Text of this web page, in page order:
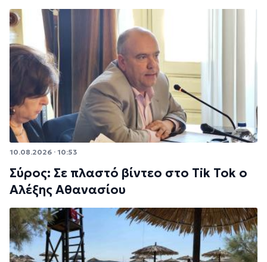
10.08.2026 · 10:53
Σύρος: Σε πλαστό βίντεο στο Tik Tok ο
Αλέξης Αθανασίου